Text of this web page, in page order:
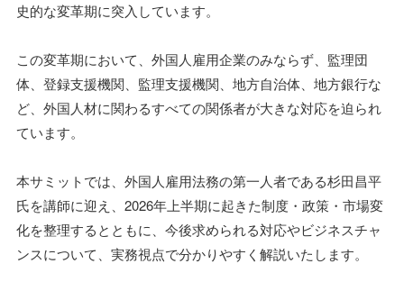
史的な変革期に突入しています。
この変革期において、外国人雇用企業のみならず、監理団
体、登録支援機関、監理支援機関、地方自治体、地方銀行な
ど、外国人材に関わるすべての関係者が大きな対応を迫られ
ています。
本サミットでは、外国人雇用法務の第一人者である杉田昌平
氏を講師に迎え、2026年上半期に起きた制度・政策・市場変
化を整理するとともに、今後求められる対応やビジネスチャ
ンスについて、実務視点で分かりやすく解説いたします。